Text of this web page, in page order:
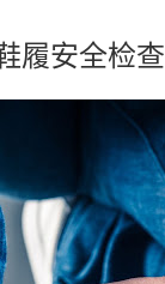
履安全检查